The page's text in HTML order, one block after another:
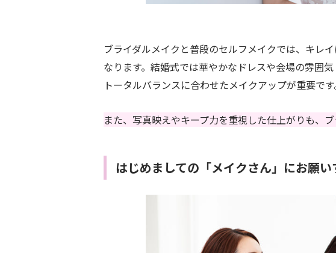
ブライダルメイクと普段のセルフメイクでは、キレ
なります。結婚式では華やかなドレスや会場の雰囲
トータルバランスに合わせたメイクアップが重要です
また、写真映えやキープ力を重視した仕上がりも、
はじめましての「メイクさん」にお願